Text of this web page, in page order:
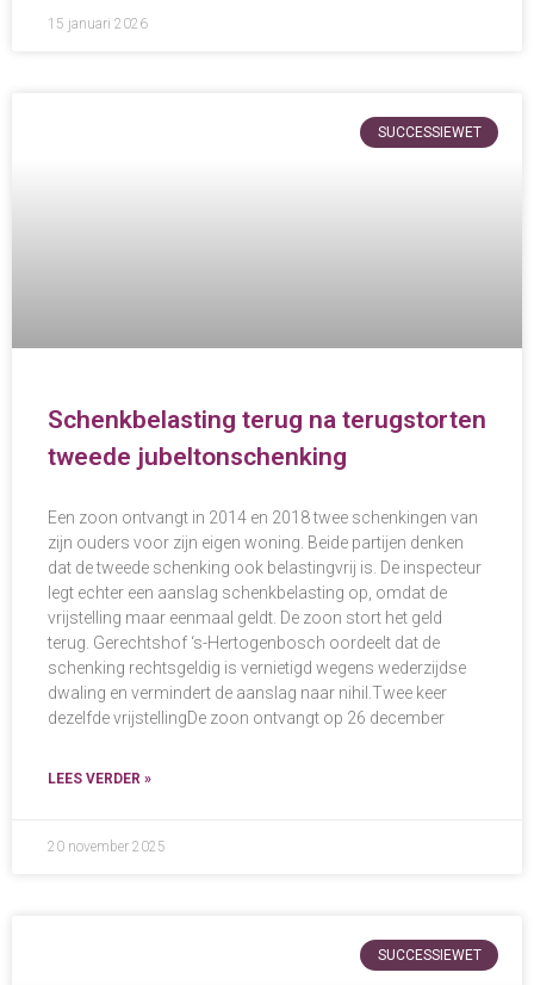
15 januari 2026
SUCCESSIEWET
Schenkbelasting terug na terugstorten
tweede jubeltonschenking
Een zoon ontvangt in 2014 en 2018 twee schenkingen van
zijn ouders voor zijn eigen woning. Beide partijen denken
dat de tweede schenking ook belastingvrij is. De inspecteur
legt echter een aanslag schenkbelasting op, omdat de
vrijstelling maar eenmaal geldt. De zoon stort het geld
terug. Gerechtshof ‘s-Hertogenbosch oordeelt dat de
schenking rechtsgeldig is vernietigd wegens wederzijdse
dwaling en vermindert de aanslag naar nihil.Twee keer
dezelfde vrijstellingDe zoon ontvangt op 26 december
LEES VERDER »
20 november 2025
SUCCESSIEWET